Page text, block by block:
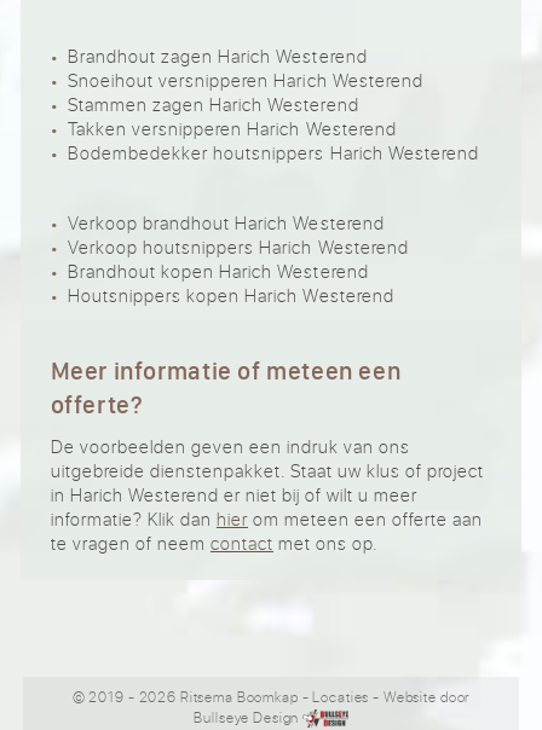
Brandhout zagen Harich Westerend
Snoeihout versnipperen Harich Westerend
Stammen zagen Harich Westerend
Takken versnipperen Harich Westerend
Bodembedekker houtsnippers Harich Westerend
Verkoop brandhout Harich Westerend
Verkoop houtsnippers Harich Westerend
Brandhout kopen Harich Westerend
Houtsnippers kopen Harich Westerend
Meer informatie of meteen een
offerte?
De voorbeelden geven een indruk van ons
uitgebreide dienstenpakket. Staat uw klus of project
in Harich Westerend er niet bij of wilt u meer
informatie? Klik dan hier om meteen een offerte aan
te vragen of neem contact met ons op.
© 2019 - 2026 Ritsema Boomkap -Locaties - Website door
Bullseye Design